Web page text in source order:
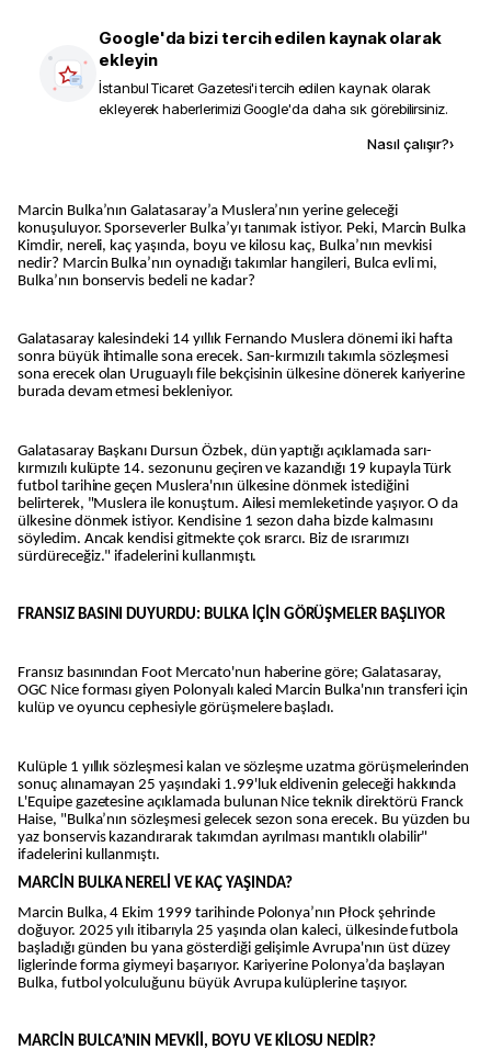
Google'da bizi tercih edilen kaynak olarak
ekleyin
İstanbul Ticaret Gazetesi'i tercih edilen kaynak olarak
ekleyerek haberlerimizi Google'da daha sık görebilirsiniz.
Nasıl çalışır?›
Marcin Bulka’nın Galatasaray’a Muslera’nın yerine geleceği
konuşuluyor. Sporseverler Bulka’yı tanımak istiyor. Peki, Marcin Bulka
Kimdir, nereli, kaç yaşında, boyu ve kilosu kaç, Bulka’nın mevkisi
nedir? Marcin Bulka’nın oynadığı takımlar hangileri, Bulca evli mi,
Bulka’nın bonservis bedeli ne kadar?
Galatasaray kalesindeki 14 yıllık Fernando Muslera dönemi iki hafta
sonra büyük ihtimalle sona erecek. Sarı-kırmızılı takımla sözleşmesi
sona erecek olan Uruguaylı file bekçisinin ülkesine dönerek kariyerine
burada devam etmesi bekleniyor.
Galatasaray Başkanı Dursun Özbek, dün yaptığı açıklamada sarı-
kırmızılı kulüpte 14. sezonunu geçiren ve kazandığı 19 kupayla Türk
futbol tarihine geçen Muslera'nın ülkesine dönmek istediğini
belirterek, "Muslera ile konuştum. Ailesi memleketinde yaşıyor. O da
ülkesine dönmek istiyor. Kendisine 1 sezon daha bizde kalmasını
söyledim. Ancak kendisi gitmekte çok ısrarcı. Biz de ısrarımızı
sürdüreceğiz." ifadelerini kullanmıştı.
FRANSIZ BASINI DUYURDU: BULKA İÇİN GÖRÜŞMELER BAŞLIYOR
Fransız basınından Foot Mercato'nun haberine göre; Galatasaray,
OGC Nice forması giyen Polonyalı kaleci Marcin Bulka'nın transferi için
kulüp ve oyuncu cephesiyle görüşmelere başladı.
Kulüple 1 yıllık sözleşmesi kalan ve sözleşme uzatma görüşmelerinden
sonuç alınamayan 25 yaşındaki 1.99'luk eldivenin geleceği hakkında
L'Equipe gazetesine açıklamada bulunan Nice teknik direktörü Franck
Haise, "Bulka’nın sözleşmesi gelecek sezon sona erecek. Bu yüzden bu
yaz bonservis kazandırarak takımdan ayrılması mantıklı olabilir"
ifadelerini kullanmıştı.
MARCİN BULKA NERELİ VE KAÇ YAŞINDA?
Marcin Bulka, 4 Ekim 1999 tarihinde Polonya’nın Płock şehrinde
doğuyor. 2025 yılı itibarıyla 25 yaşında olan kaleci, ülkesinde futbola
başladığı günden bu yana gösterdiği gelişimle Avrupa'nın üst düzey
liglerinde forma giymeyi başarıyor. Kariyerine Polonya’da başlayan
Bulka, futbol yolculuğunu büyük Avrupa kulüplerine taşıyor.
MARCİN BULCA’NIN MEVKİİ, BOYU VE KİLOSU NEDİR?